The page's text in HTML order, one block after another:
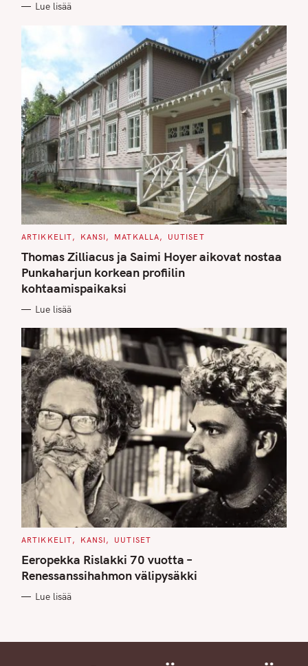
I
Lue lisää
C
T
E
G
O
R
I
S
ARTIKKELIT KANSI MATKALLA UUTISET
Thomas Zilliacus ja Saimi Hoyer aikovat nostaa
Punkaharjun korkean profiilin
kohtaamispaikaksi
Lue lisää
C
T
E
G
O
I
ARTIKKELIT KANSI UUTISET
Eeropekka Rislakki 70 vuotta –
Renessanssihahmon välipysäkki
Lue lisää